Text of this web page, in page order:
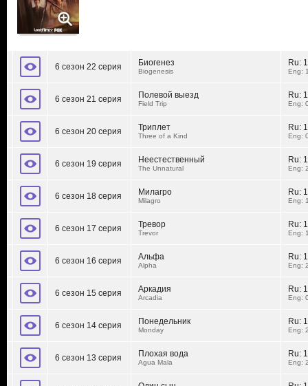
6 сезон 22 серия Биогенез
Biogenesis
Ru:
Eng:
6 сезон 21 серия Полевой выезд
Field Trip
Ru:
Eng:
6 сезон 20 серия Триплет
Three of a Kind
Ru:
Eng:
6 сезон 19 серия Неестественный
The Unnatural
Ru:
Eng:
6 сезон 18 серия Милагро
Milagro
Ru:
Eng:
6 сезон 17 серия Тревор
Trevor
Ru:
Eng:
6 сезон 16 серия Альфа
Alpha
Ru:
Eng:
6 сезон 15 серия Аркадия
Arcadia
Ru:
Eng:
6 сезон 14 серия Понедельник
Monday
Ru:
Eng:
6 сезон 13 серия Плохая вода
Agua Mala
Ru:
Eng: